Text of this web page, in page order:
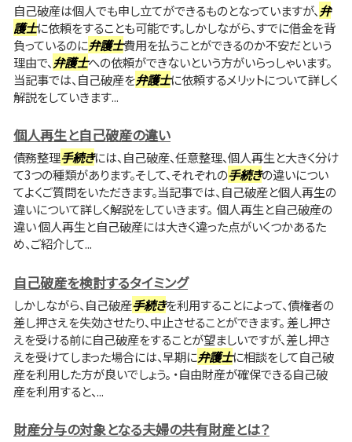
自己破産は個人でも申し立てができるものとなっていますが、 弁
護士に依頼をすることも可能です。しかしながら、すでに借金を背
負っているのに弁護士費用を払うことができるのか不安だという
理由で、 弁護士への依頼ができないという方がいらっしゃいます。
当記事では、自己破産を弁護士に依頼するメリットについて詳しく
解説をしていきます...
個人再生と自己破産の違い
債務整理手続きには、自己破産、任意整理、個人再生と大きく分け
て3つの種類があります。そして、それぞれの手続きの違いについ
てよくご質問をいただきます。当記事では、自己破産と個人再生の
違いについて詳しく解説をしていきます。 個人再生と自己破産の
違い 個人再生と自己破産には大きく違った点がいくつかあるた
め、ご紹介して...
自己破産を検討するタイミング
しかしながら、自己破産手続きを利用することによって、債権者の
差し押さえを失効させたり、中止させることができます。 差し押さ
えを受ける前に自己破産をすることが望ましいですが、差し押さ
えを受けてしまった場合には、早期に弁護士に相談をして自己破
産を利用した方が良いでしょう。 ・自由財産が確保できる自己破
産を利用すると、...
財産分与の対象となる夫婦の共有財産とは？